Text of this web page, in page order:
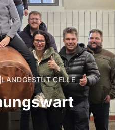
LANDGESTÜT CELLE